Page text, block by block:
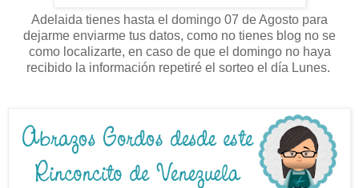
Adelaida tienes hasta el domingo 07 de Agosto para
dejarme enviarme tus datos, como no tienes blog no se
como localizarte, en caso de que el domingo no haya
recibido la información repetiré el sorteo el día Lunes.